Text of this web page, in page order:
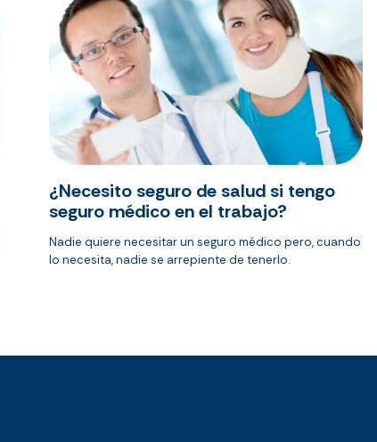
¿Necesito seguro de salud si tengo
seguro médico en el trabajo?
Nadie quiere necesitar un seguro médico pero, cuando
lo necesita, nadie se arrepiente de tenerlo.